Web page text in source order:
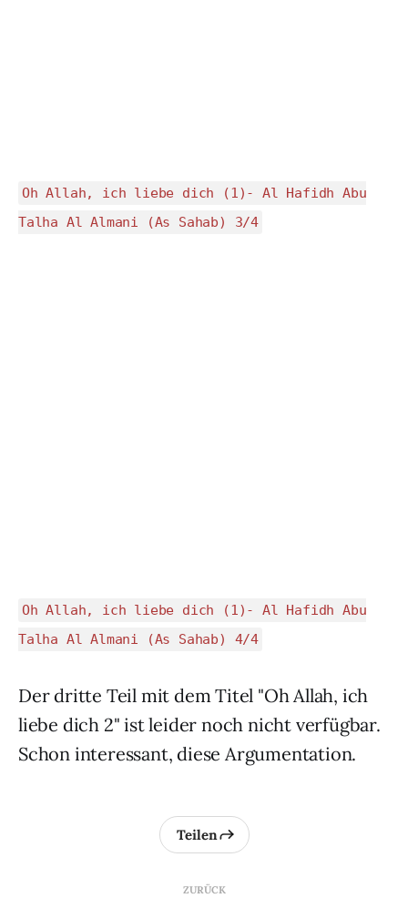
Oh Allah, ich liebe dich (1)- Al Hafidh Abu
Talha Al Almani (As Sahab) 3/4
Oh Allah, ich liebe dich (1)- Al Hafidh Abu
Talha Al Almani (As Sahab) 4/4
Der dritte Teil mit dem Titel "Oh Allah, ich
liebe dich 2" ist leider noch nicht verfügbar.
Schon interessant, diese Argumentation.
ZURÜCK
Teilen